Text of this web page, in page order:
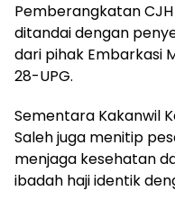
Pemberangkatan
ditandai dengan
dari pihak Embarkasi
28-UPG.
Sementara Kakanwil
Saleh juga menitip
menjaga kesehatan
ibadah haji identik